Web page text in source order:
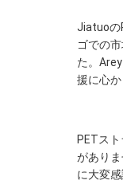
Jiatuoの
ゴでの
た。
援に心か
PETス
があり
に大変感